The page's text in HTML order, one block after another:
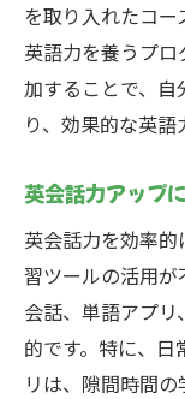
を取り入れたコ
英語力を養うプ
加することで、
り、効果的な英語
英会話力アップ
英会話力を効率
習ツールの活用
会話、単語アプ
的です。特に、
リは、隙間時間